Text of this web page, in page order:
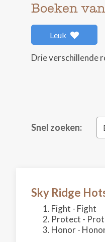
Boeken
Leuk
Drie verschillende
Snel zoeken:
Sky Ridge
Fight - Fight
Protect -
Honor -